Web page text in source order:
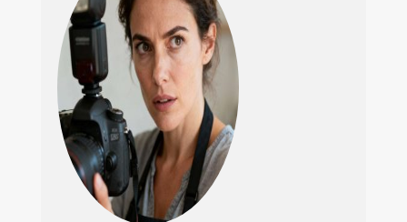
Focale fixe, pas
d'autofocus.
Distance optimale:
0,6m+ 🌙 WIFI &
VISION NOCTURNE
IR - Vision nocturne
infrarouge pour des
captures claires
dans l'obscurité –
appuyez simplement
sur le bouton.